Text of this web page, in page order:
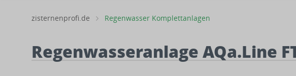
zisternenprofi.de Regenwasser Komplettanlagen
Regenwasseranlage AQa.Line